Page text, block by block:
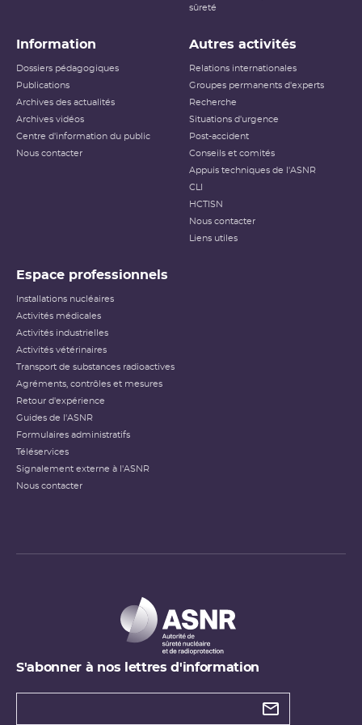
sûreté
Information
Dossiers pédagogiques
Publications
Archives des actualités
Archives vidéos
Centre d'information du public
Nous contacter
Autres activités
Relations internationales
Groupes permanents d'experts
Recherche
Situations d'urgence
Post-accident
Conseils et comités
Appuis techniques de l'ASNR
CLI
HCTISN
Nous contacter
Liens utiles
Espace professionnels
Installations nucléaires
Activités médicales
Activités industrielles
Activités vétérinaires
Transport de substances radioactives
Agréments, contrôles et mesures
Retour d'expérience
Guides de l'ASNR
Formulaires administratifs
Téléservices
Signalement externe à l'ASNR
Nous contacter
S'abonner à nos lettres d'information
Types de